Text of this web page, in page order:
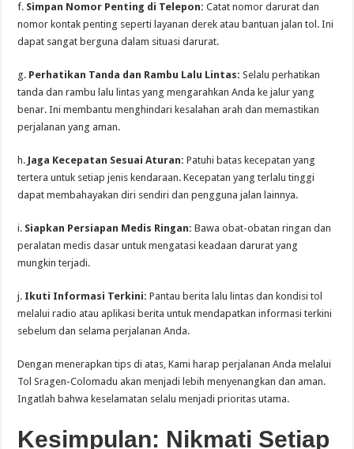
f. Simpan Nomor Penting di Telepon: Catat nomor darurat dan
nomor kontak penting seperti layanan derek atau bantuan jalan tol. Ini
dapat sangat berguna dalam situasi darurat.
g. Perhatikan Tanda dan Rambu Lalu Lintas: Selalu perhatikan
tanda dan rambu lalu lintas yang mengarahkan Anda ke jalur yang
benar. Ini membantu menghindari kesalahan arah dan memastikan
perjalanan yang aman.
h. Jaga Kecepatan Sesuai Aturan: Patuhi batas kecepatan yang
tertera untuk setiap jenis kendaraan. Kecepatan yang terlalu tinggi
dapat membahayakan diri sendiri dan pengguna jalan lainnya.
i. Siapkan Persiapan Medis Ringan: Bawa obat-obatan ringan dan
peralatan medis dasar untuk mengatasi keadaan darurat yang
mungkin terjadi.
j. Ikuti Informasi Terkini: Pantau berita lalu lintas dan kondisi tol
melalui radio atau aplikasi berita untuk mendapatkan informasi terkini
sebelum dan selama perjalanan Anda.
Dengan menerapkan tips di atas, Kami harap perjalanan Anda melalui
Tol Sragen-Colomadu akan menjadi lebih menyenangkan dan aman.
Ingatlah bahwa keselamatan selalu menjadi prioritas utama.
Kesimpulan: Nikmati Setiap